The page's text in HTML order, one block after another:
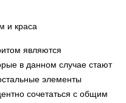
являются
в данном случае стают
элементы
сочетаться с общим